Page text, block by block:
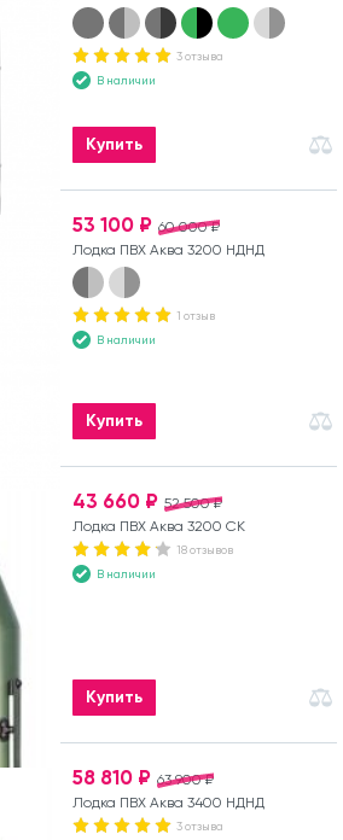
3 отзыва
В наличии
Купить
60 000 ₽
53 100 ₽
Лодка ПВХ Аква 3200 НДНД
1 отзыв
В наличии
Купить
52 500 ₽
43 660 ₽
Лодка ПВХ Аква 3200 СК
18 отзывов
В наличии
Купить
63 900 ₽
58 810 ₽
Лодка ПВХ Аква 3400 НДНД
3 отзыва